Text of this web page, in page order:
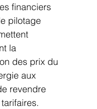
financiers
pilotage
la
des prix du
aux
revendre